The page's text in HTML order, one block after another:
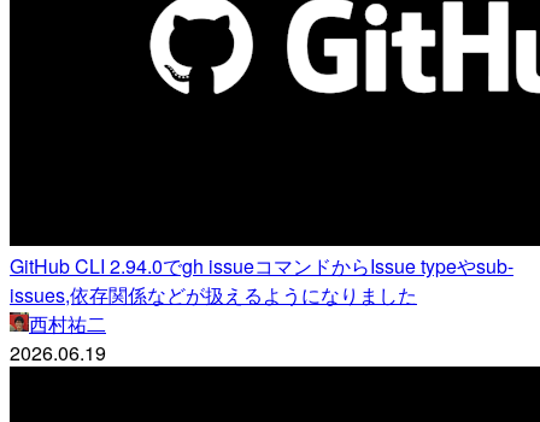
GitHub CLI 2.94.0でgh issueコマンドからIssue typeやsub-
issues,依存関係などが扱えるようになりました
西村祐二
2026.06.19